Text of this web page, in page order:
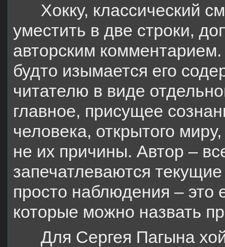
Хокку, классический
уместить в две строки,
авторским
будто изымается его
читателю в виде
главное, присущее
человека, открытого
не их причины. Автор –
запечатлеваются
просто наблюдения – это
которые можно назвать
Для Сергея Пагына